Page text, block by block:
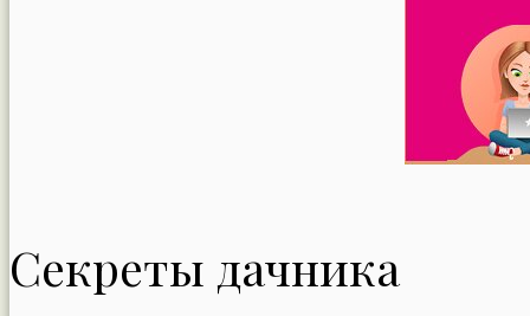
Секреты дачника